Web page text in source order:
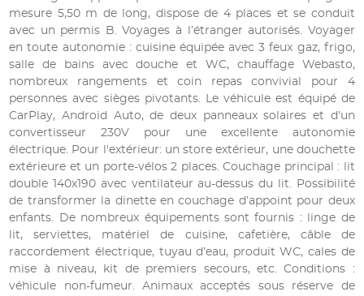
mesure 5,50 m de long, dispose de 4 places et se conduit
avec un permis B. Voyages à l’étranger autorisés. Voyager
en toute autonomie : cuisine équipée avec 3 feux gaz, frigo,
salle de bains avec douche et WC, chauffage Webasto,
nombreux rangements et coin repas convivial pour 4
personnes avec sièges pivotants. Le véhicule est équipé de
CarPlay, Android Auto, de deux panneaux solaires et d’un
convertisseur 230V pour une excellente autonomie
électrique. Pour l'extérieur: un store extérieur, une douchette
extérieure et un porte-vélos 2 places. Couchage principal : lit
double 140x190 avec ventilateur au-dessus du lit. Possibilité
de transformer la dinette en couchage d’appoint pour deux
enfants. De nombreux équipements sont fournis : linge de
lit, serviettes, matériel de cuisine, cafetière, câble de
raccordement électrique, tuyau d’eau, produit WC, cales de
mise à niveau, kit de premiers secours, etc. Conditions :
véhicule non-fumeur. Animaux acceptés sous réserve de